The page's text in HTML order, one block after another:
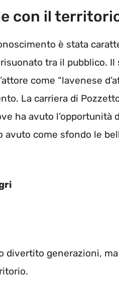
con il
è stata
risuonato tra il pubblico.
come “lavenese
La carriera di
ha avuto l’opportunità
come sfondo le
divertito generazioni,